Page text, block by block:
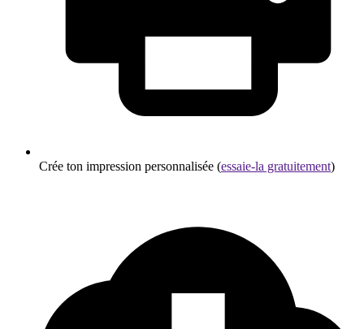
Crée ton impression personnalisée (essaie-la gratuitement)